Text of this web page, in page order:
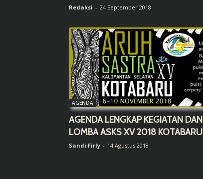
Redaksi - 24 September 2018
AGENDA
AGENDA LENGKAP KEGIATAN DAN
LOMBA ASKS XV 2018 KOTABARU
Sandi Firly - 14 Agustus 2018